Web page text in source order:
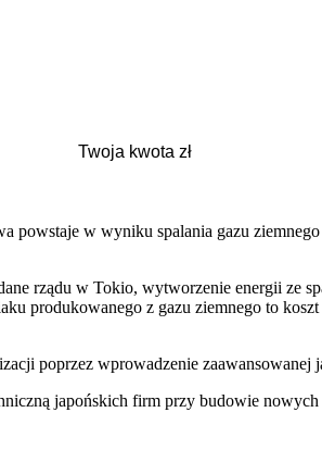
w wyniku spalania gazu
rządu w Tokio, wytworzenie energii ze
produkowanego z gazu ziemnego to
poprzez wprowadzenie zaawansowanej
japońskich firm przy budowie